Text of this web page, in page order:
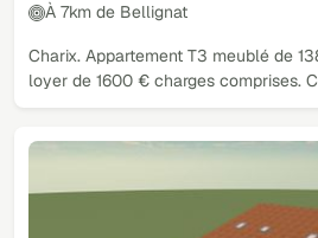
À 7km de Bellignat
Charix. Appartement T3 meublé de
loyer de 1600 € charges comprises.